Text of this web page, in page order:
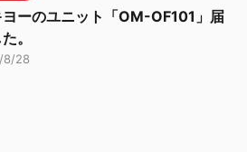
ヨーのユニット「OM-OF101」届
。
8/28